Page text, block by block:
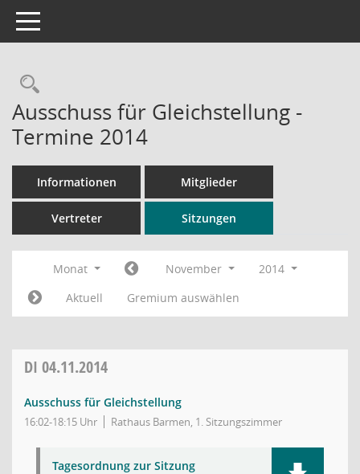
Toggle navigation
Rechercheauswahl
Ausschuss für Gleichstellung -
Termine 2014
Informationen Mitglieder
Vertreter Sitzungen
Monat November
2014
Aktuell
Gremium auswählen
DI 04.11.2014
Ausschuss für Gleichstellung
16:02-18:15 Uhr Rathaus Barmen, 1. Sitzungszimmer
Tagesordnung zur Sitzung